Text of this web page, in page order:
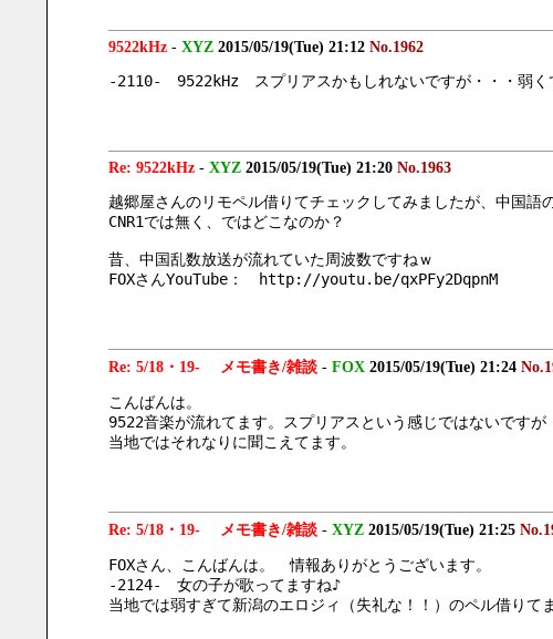
9522kHz- XYZ 2015/05/19(Tue) 21:12 No.1962
-2110-　9522kHz　スプリアスかもしれないですが・・・弱
Re: 9522kHz- XYZ 2015/05/19(Tue) 21:20 No.1963
越郷屋さんのリモペル借りてチェックしてみましたが、中国語
CNR1では無く、ではどこなのか？
昔、中国乱数放送が流れていた周波数ですねｗ
FOXさんYouTube：　http://youtu.be/qxPFy2DqpnM
Re: 5/18・19- メモ書き/雑談- FOX 2015/05/19(Tue) 21:24
こんばんは。
9522音楽が流れてます。スプリアスという感じではないですが
当地ではそれなりに聞こえてます。
Re: 5/18・19- メモ書き/雑談- XYZ 2015/05/19(Tue) 21:25
FOXさん、こんばんは。　情報ありがとうございます。
-2124-　女の子が歌ってますね♪
当地では弱すぎて新潟のエロジィ（失礼な！！）のペル借りて